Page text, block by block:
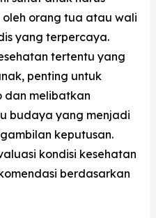
orang tua atau wali
yang terpercaya.
tertentu yang
penting untuk
dan melibatkan
budaya yang menjadi
keputusan.
kondisi kesehatan
berdasarkan